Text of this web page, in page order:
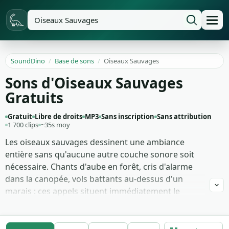
SoundDino / Base de sons / Oiseaux Sauvages
Sons d'Oiseaux Sauvages
Gratuits
Gratuit Libre de droits MP3 Sans inscription Sans attribution
1 700 clips ~35s moy
Les oiseaux sauvages dessinent une ambiance
entière sans qu'aucune autre couche sonore soit
nécessaire. Chants d'aube en forêt, cris d'alarme
dans la canopée, vols battants au-dessus d'un
marais : ces appels situent immédiatement le
l'élément de fond le plus économique pour rendre